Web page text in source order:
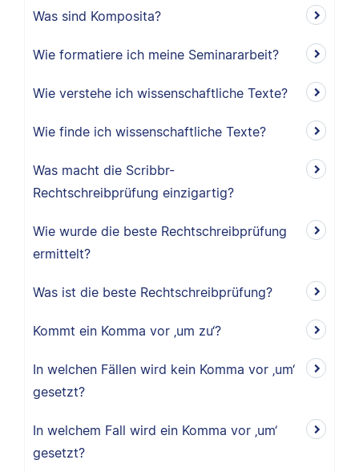
Was sind Komposita?
Wie formatiere ich meine Seminararbeit?
Wie verstehe ich wissenschaftliche Texte?
Wie finde ich wissenschaftliche Texte?
Was macht die Scribbr-
Rechtschreibprüfung einzigartig?
Wie wurde die beste Rechtschreibprüfung
ermittelt?
Was ist die beste Rechtschreibprüfung?
Kommt ein Komma vor ‚um zu‘?
In welchen Fällen wird kein Komma vor ‚um‘
gesetzt?
In welchem Fall wird ein Komma vor ‚um‘
gesetzt?